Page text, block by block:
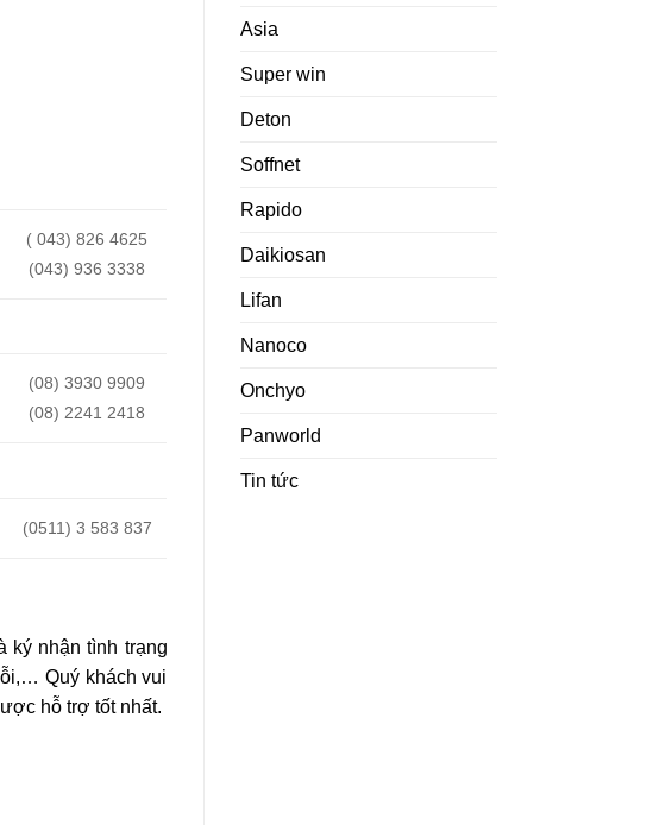
( 043) 826 4625
(043) 936 3338
(08) 3930 9909
(08) 2241 2418
(0511) 3 583 837
ký nhận tình trạng
Quý khách vui
hỗ trợ tốt nhất.
Asia
Super win
Deton
Soffnet
Rapido
Daikiosan
Lifan
Nanoco
Onchyo
Panworld
Tin tức